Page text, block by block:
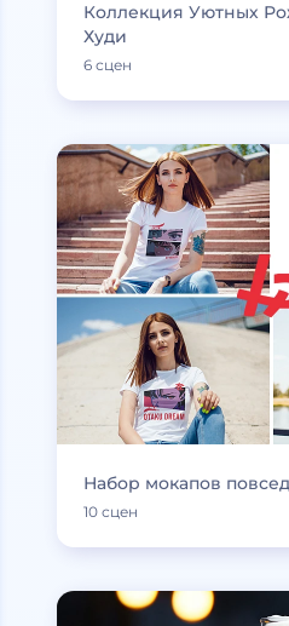
Коллекция Уютных
Худи
6 сцен
Набор мокапов
10 сцен